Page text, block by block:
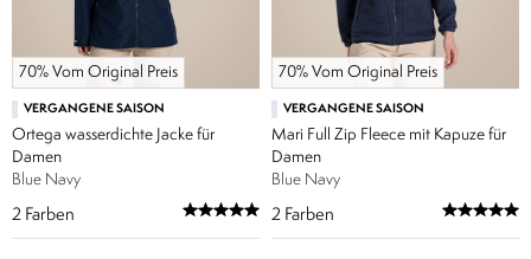
70% Vom Original Preis
VERGANGENE SAISON
Ortega wasserdichte Jacke für
Damen
Blue Navy
2 Farben
70% Vom Original Preis
VERGANGENE SAISON
Mari Full Zip Fleece mit Kapuze für
Damen
Blue Navy
2 Farben